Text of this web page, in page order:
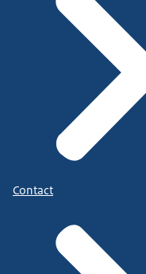
Contact